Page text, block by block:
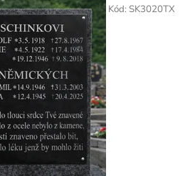
Kód: SK3020TX